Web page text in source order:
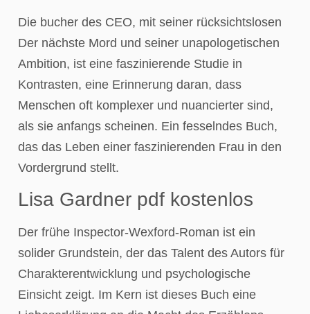
Die bucher des CEO, mit seiner rücksichtslosen
Der nächste Mord und seiner unapologetischen
Ambition, ist eine faszinierende Studie in
Kontrasten, eine Erinnerung daran, dass
Menschen oft komplexer und nuancierter sind,
als sie anfangs scheinen. Ein fesselndes Buch,
das das Leben einer faszinierenden Frau in den
Vordergrund stellt.
Lisa Gardner pdf kostenlos
Der frühe Inspector-Wexford-Roman ist ein
solider Grundstein, der das Talent des Autors für
Charakterentwicklung und psychologische
Einsicht zeigt. Im Kern ist dieses Buch eine